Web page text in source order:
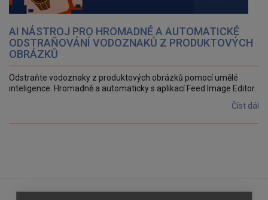
AI NÁSTROJ PRO HROMADNÉ A AUTOMATICKÉ
ODSTRAŇOVÁNÍ VODOZNAKŮ Z PRODUKTOVÝCH
OBRÁZKŮ
Odstraňte vodoznaky z produktových obrázků pomocí umělé
inteligence. Hromadně a automaticky s aplikací Feed Image Editor.
Číst dál